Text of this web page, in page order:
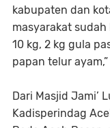
kabupaten dan
masyarakat sudah
10 kg, 2 kg gula
papan telur
Dari Masjid Jami’
Kadisperindag